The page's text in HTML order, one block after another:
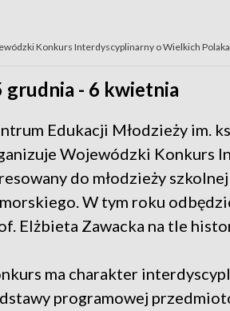
Konkurs Interdyscyplinarny o Wielkich
grudnia - 6 kwietnia
Edukacji Młodzieży im.
Wojewódzki Konkurs
do młodzieży
W tym roku
Elżbieta Zawacka na tle
ma charakter
programowej